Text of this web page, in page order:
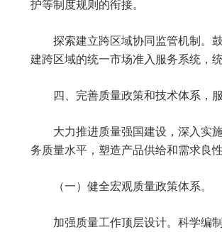
护等制度规则的衔接。
探索建立跨区域协同监管机制。
建跨区域的统一市场准入服务系统，
四、完善质量政策和技术体系，
大力推进质量强国建设，深入实
务质量水平，塑造产品供给和需求良
（一）健全宏观质量政策体系。
加强质量工作顶层设计。科学编